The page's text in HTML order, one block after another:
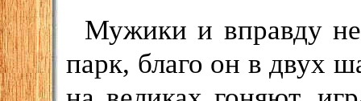
Мужики и вправду
парк, благо он в двух